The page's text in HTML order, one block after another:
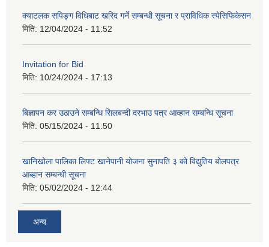
क्याटलक सपिङ्ग विधिबाट खरिद गर्ने सम्बन्धी सूचना र प्राविधिक स्पेसिफिकेसन
मिति: 12/04/2024 - 11:52
Invitation for Bid
मिति: 10/24/2024 - 17:13
बिज्ञापन कर उठाउने सम्बन्धि सिलबन्दी दरभाउ पत्र आव्हान सम्बन्धि सूचना
मिति: 05/15/2024 - 11:50
खानिखोला पालिका लिफ्ट खानेपानी योजना सुनापति ३ को विद्युतिय बोलपत्र
आब्हान सम्बन्धी सूचना
मिति: 05/02/2024 - 12:44
अन्य